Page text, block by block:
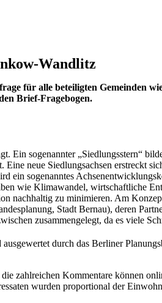
Wandlitz
für alle beteiligten Gemeinden
Brief-Fragebogen.
sogenannter „Siedlungsstern“
neue Siedlungsachsen erstreckt
sogenanntes
wie Klimawandel, wirtschaftliche
nachhaltig zu minimieren. Am
Stadt Bernau), deren
zusammengelegt, da es viele
durch das Berliner
Kommentare können
wurden proportional der